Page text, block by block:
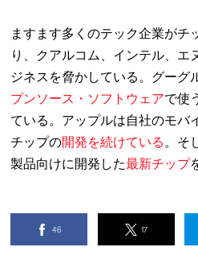
ますます多くのテック企業がチ
り、クアルコム、インテル、エ
ジネスを脅かしている。グーグ
プンソース・ソフトウェアで使
ている。アップルは自社のモバ
チップの開発を続けている 。そ
製品向けに開発した最新チップ
46 17